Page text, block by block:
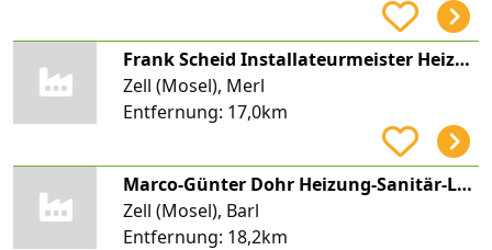
Frank Scheid Installateurmeister Heizungsbauermeister
Zell (Mosel), Merl
Entfernung: 17,0km
Marco-Günter Dohr Heizung-Sanitär-Lüftung
Zell (Mosel), Barl
Entfernung: 18,2km